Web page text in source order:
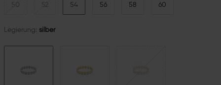
50 52 54 56 58 60
Legierung: silber